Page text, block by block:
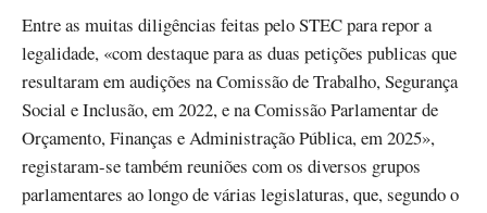
Entre as muitas diligências feitas pelo STEC para repor a
legalidade, «com destaque para as duas petições publicas que
resultaram em audições na Comissão de Trabalho, Segurança
Social e Inclusão, em 2022, e na Comissão Parlamentar de
Orçamento, Finanças e Administração Pública, em 2025»,
registaram-se também reuniões com os diversos grupos
parlamentares ao longo de várias legislaturas, que, segundo o